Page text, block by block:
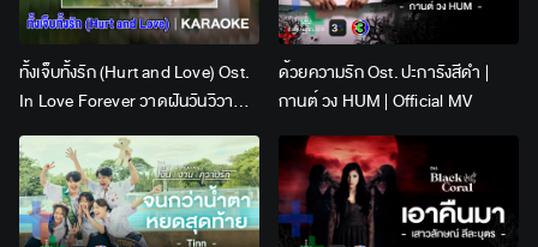
ทั้งเจ็บทั้งรัก (Hurt and Love) Ost.
In Love Forever วาดฝันวันวิวาห์ |
Lingling Kwong x Orm
Kornnaphat | Official Karaoke
ด้วยความรัก Ost. ปะการังสีดำ |
กานต์ วง HUM | Official MV